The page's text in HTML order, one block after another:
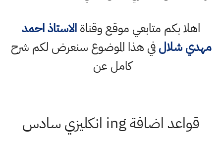
اهلا بكم متابعي موقع وقناةالاستاذ احمد
مهدي شلالفي هذا الموضوع سنعرض لكم شرح
كامل عن
قواعد اضافة ing انكليزي سادس